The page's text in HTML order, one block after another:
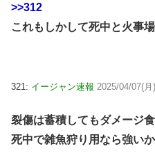
>>312
これもしかして死中と火事
321: イージャン速報 2025/04/07(
裂傷は蓄積してもダメージ
死中で雑魚狩り用なら強いか